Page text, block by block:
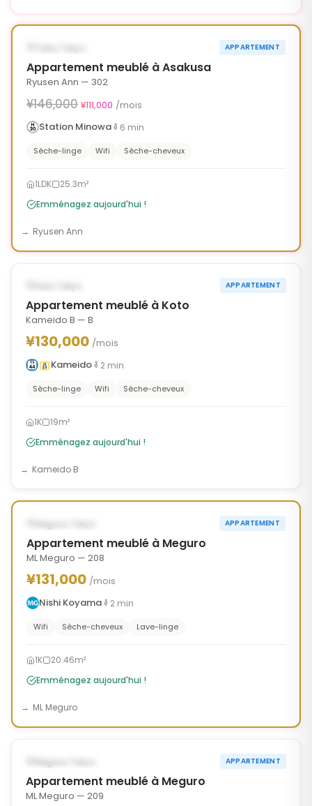
‹ ›
APPARTEMENT
Appartement meublé à Asakusa
Ryusen Ann — 302
¥146,000 ¥111,000 /mois
Station Minowa
6 min
Sèche-linge Wifi Sèche-cheveux
1LDK
25.3m²
Emménagez aujourd'hui !
Ryusen Ann
Koto, Tokyo APPARTEMENT
Appartement meublé à Koto
Kameido B — B
¥130,000 /mois
Kameido
2 min
Sèche-linge Wifi Sèche-cheveux
1K
19m²
Emménagez aujourd'hui !
Kameido B
DISPONIBLE MAINTENANT
‹ ›
Meguro, Tokyo APPARTEMENT
Appartement meublé à Meguro
ML Meguro — 208
¥131,000 /mois
Nishi Koyama
2 min
Wifi Sèche-cheveux Lave-linge
1K
20.46m²
Emménagez aujourd'hui !
ML Meguro
DISPONIBLE MAINTENANT
Meguro, Tokyo APPARTEMENT
Appartement meublé à Meguro
ML Meguro — 209